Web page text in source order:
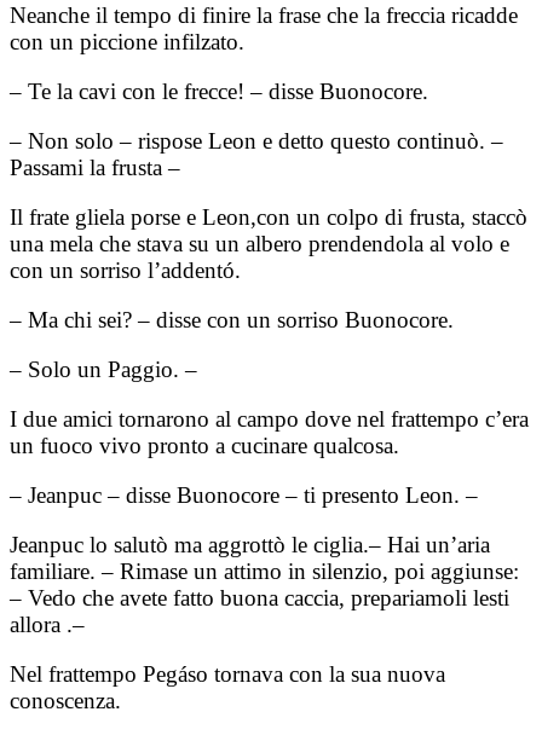
Neanche il tempo di finire la frase che la freccia ricadde
con un piccione infilzato.
– Te la cavi con le frecce! – disse Buonocore.
– Non solo – rispose Leon e detto questo continuò. –
Passami la frusta –
Il frate gliela porse e Leon,con un colpo di frusta, staccò
una mela che stava su un albero prendendola al volo e
con un sorriso l’addentó.
– Ma chi sei? – disse con un sorriso Buonocore.
– Solo un Paggio. –
I due amici tornarono al campo dove nel frattempo c’era
un fuoco vivo pronto a cucinare qualcosa.
– Jeanpuc – disse Buonocore – ti presento Leon. –
Jeanpuc lo salutò ma aggrottò le ciglia.– Hai un’aria
familiare. – Rimase un attimo in silenzio, poi aggiunse:
– Vedo che avete fatto buona caccia, prepariamoli lesti
allora .–
Nel frattempo Pegáso tornava con la sua nuova
conoscenza.